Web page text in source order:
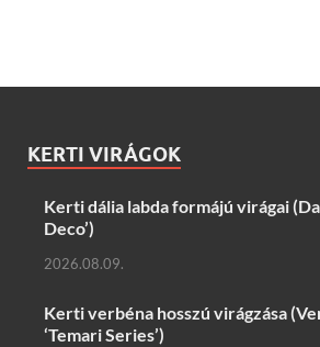
KERTI VIRÁGOK
Kerti dália labda formájú virágai
Deco’)
2026.08.09.
Kerti verbéna hosszú virágzása
‘Temari Series’)